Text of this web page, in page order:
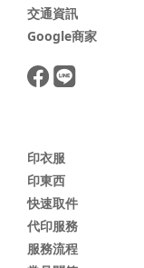
交通資訊
Google商家
印衣服
印東西
快速取件
代印服務
服務流程